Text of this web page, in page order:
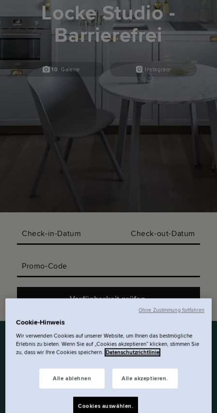
Locke Studio -
Barrierefrei
10 Galerie Instagram
Check-in-Datum Check-out-Datum
Promo-Code
Verfügbarkeit prüfen.
OFFENER STIL.
BARRIEREFREI. UND MIT
GERÄUMIGEN 32M² VIEL
RAUM NUR FÜR DICH.
Cookie-Hinweis
Wir verwenden Cookies auf unserer Website, um Ihnen das bestmögliche
Erlebnis zu bieten. Wenn Sie auf „Cookies akzeptieren“ klicken, stimmen Sie
zu, dass wir Ihre Cookies speichern. Datenschutzrichtlinie
Alle ablehnen Alle akzeptieren.
Cookies auswählen.
Ohne Zustimmung fortfahren